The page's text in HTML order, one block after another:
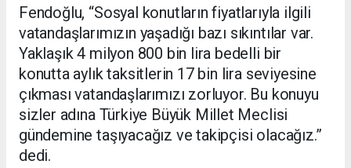
Fendoğlu, “Sosyal konutların fiyatlarıyla ilgili
vatandaşlarımızın yaşadığı bazı sıkıntılar var.
Yaklaşık 4 milyon 800 bin lira bedelli bir
konutta aylık taksitlerin 17 bin lira seviyesine
çıkması vatandaşlarımızı zorluyor. Bu konuyu
sizler adına Türkiye Büyük Millet Meclisi
gündemine taşıyacağız ve takipçisi olacağız.”
dedi.